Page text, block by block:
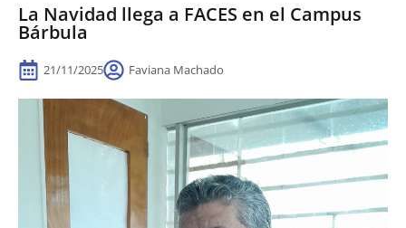
La Navidad llega a FACES en el Campus
Bárbula‎
21/11/2025 Faviana Machado